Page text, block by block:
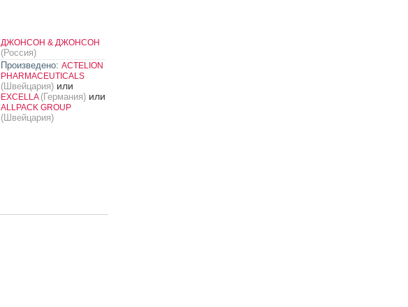
ДЖОНСОН & ДЖОНСОН
(Россия)
Произведено: ACTELION
PHARMACEUTICALS
(Швейцария)или
EXCELLA (Германия)или
ALLPACK GROUP
(Швейцария)